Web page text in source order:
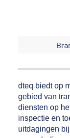
dteq biedt op
gebied van
diensten op
inspectie en
uitdagingen